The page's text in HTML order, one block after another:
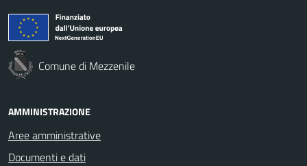
Comune di Mezzenile
AMMINISTRAZIONE
Aree amministrative
Documenti e dati